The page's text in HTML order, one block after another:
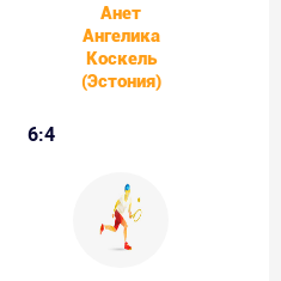
Анет
Ангелика
Коскель
(Эстония)
6:4